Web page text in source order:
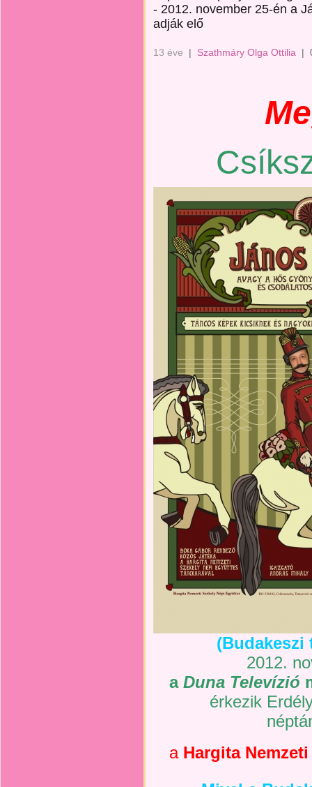
- 2012. november 25-én a
adják elő
13 éve | Szathmáry Olga Ottilia |
(Budakeszi
2012.
a Duna Televízió
érkezik
a Hargita